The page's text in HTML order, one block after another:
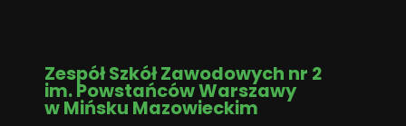
Zespół Szkół Zawodowych nr 2
im. Powstańców Warszawy
w Mińsku Mazowieckim